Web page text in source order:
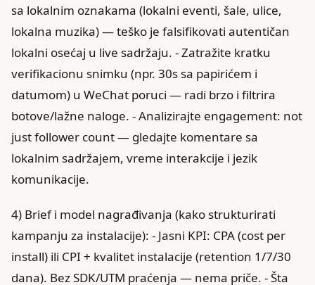
sa lokalnim oznakama (lokalni eventi, šale, ulice,
lokalna muzika) — teško je falsifikovati autentičan
lokalni osećaj u live sadržaju. - Zatražite kratku
verifikacionu snimku (npr. 30s sa papirićem i
datumom) u WeChat poruci — radi brzo i filtrira
botove/lažne naloge. - Analizirajte engagement: not
just follower count — gledajte komentare sa
lokalnim sadržajem, vreme interakcije i jezik
komunikacije.
4) Brief i model nagrađivanja (kako strukturirati
kampanju za instalacije): - Jasni KPI: CPA (cost per
install) ili CPI + kvalitet instalacije (retention 1/7/30
dana). Bez SDK/UTM praćenja — nema priče. - Šta